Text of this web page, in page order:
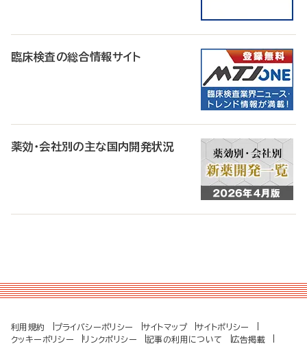
臨床検査の総合情報サイト
薬効・会社別の主な国内開発状況
利用規約 プライバシーポリシー サイトマップ
サイトポリシー
クッキーポリシー
リンクポリシー 記事の利用について 広告掲載